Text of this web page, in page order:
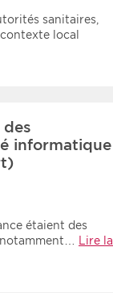
sanitaires,
local
informatique
étaient des
Lire la